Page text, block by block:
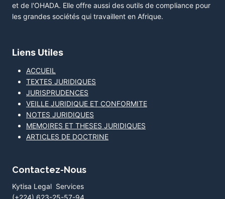
et de l'OHADA. Elle offre aussi des outils de compliance pour
les grandes sociétés qui travaillent en Afrique.
Liens Utiles
ACCUEIL
TEXTES JURIDIQUES
JURISPRUDENCES
VEILLE JURIDIQUE ET CONFORMITE
NOTES JURIDIQUES
MEMOIRES ET THESES JURIDIQUES
ARTICLES DE DOCTRINE
Contactez-Nous
Kytisa Legal Services